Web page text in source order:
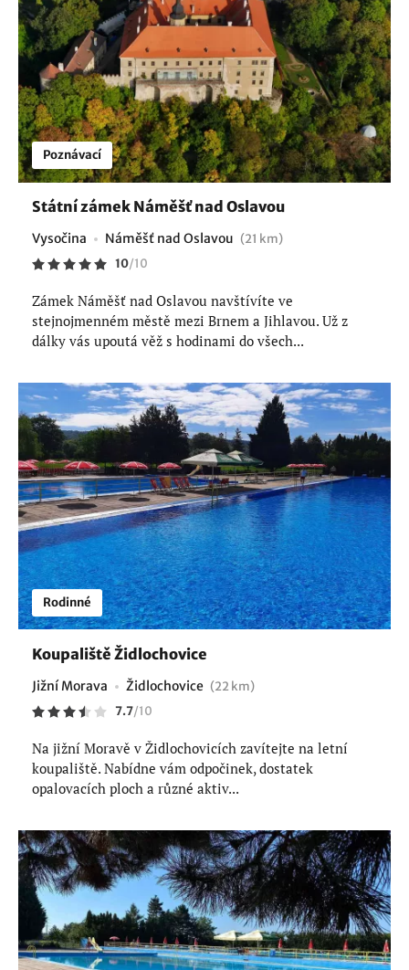
Poznávací
Státní zámek Náměšť nad Oslavou
Vysočina Náměšť nad Oslavou (21 km)
10/10
Zámek Náměšť nad Oslavou navštívíte ve
stejnojmenném městě mezi Brnem a Jihlavou. Už z
dálky vás upoutá věž s hodinami do všech...
Rodinné
Koupaliště Židlochovice
Jižní Morava Židlochovice (22 km)
7.7/10
Na jižní Moravě v Židlochovicích zavítejte na letní
koupaliště. Nabídne vám odpočinek, dostatek
opalovacích ploch a různé aktiv...